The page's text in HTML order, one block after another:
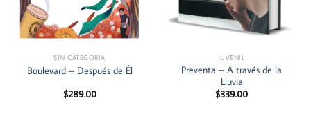
SIN CATEGORIA
Boulevard – Después de Él
$289.00
JUVENIL
Preventa – A través de la
Lluvia
$339.00